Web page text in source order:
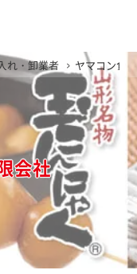
れ・卸業者 ヤマコン食
会社